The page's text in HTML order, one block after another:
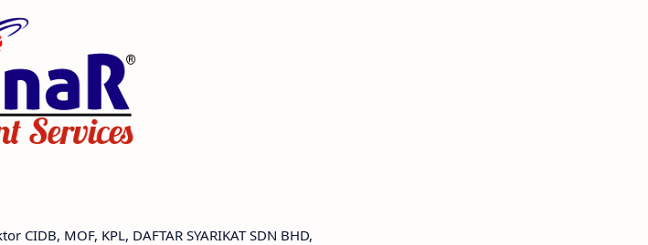
MOF, KPL, DAFTAR SYARIKAT SDN BHD,